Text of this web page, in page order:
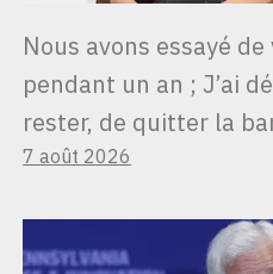
Nous avons essayé
pendant un an ; J’ai
rester, de quitter la
7 août 2026